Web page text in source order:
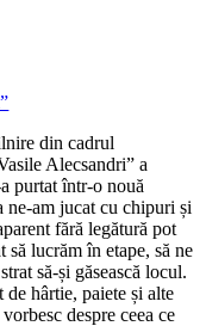
din cadrul
Alecsandri” a
purtat într-o nouă
ne-am jucat cu chipuri și
fără legătură pot
lucrăm în etape, să ne
să-și găsească locul.
hârtie, paiete și alte
despre ceea ce